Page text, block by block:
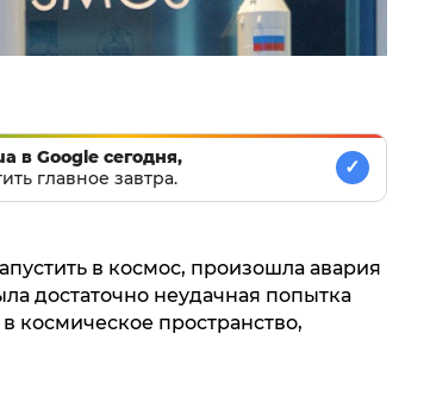
в Google сегодня,
главное завтра.
✓
в космос, произошла авария
достаточно неудачная попытка
космическое пространство,